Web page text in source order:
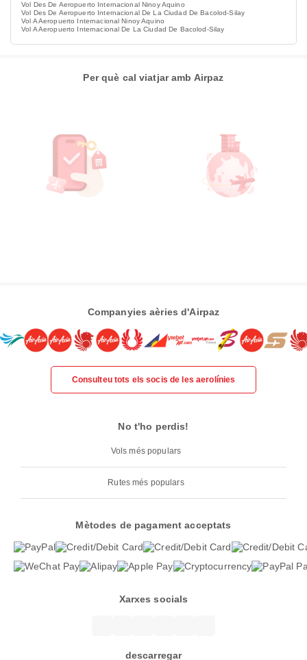
Vol Des De Aeropuerto Internacional Ninoy Aquino
Vol Des De Aeropuerto Internacional De La Ciudad De Bacolod-Silay
Vol A Aeropuerto Internacional Ninoy Aquino
Vol A Aeropuerto Internacional De La Ciudad De Bacolod-Silay
Per què cal viatjar amb Airpaz
Companyies aèries d'Airpaz
Consulteu tots els socis de les aerolínies
No t'ho perdis!
Vols més populars
Rutes més populars
Mètodes de pagament acceptats
Xarxes socials
descarregar